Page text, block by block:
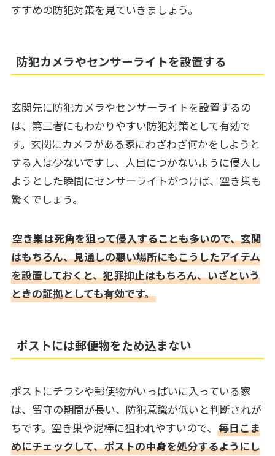
すすめの防犯対策を見ていきましょう。
防犯カメラやセンサーライトを設置する
玄関先に防犯カメラやセンサーライトを設置するの
は、第三者にもわかりやすい防犯対策として有効で
す。玄関にカメラがある家にわざわざ何かをしようと
する人は少ないですし、人目につかないように侵入し
ようとした瞬間にセンサーライトがつけば、空き巣も
驚くでしょう。
空き巣は死角を狙って侵入することも多いので、玄関
はもちろん、見通しの悪い場所にもこうしたアイテム
を設置しておくと、犯罪抑止はもちろん、いざという
ときの証拠としても有効です。
ポストには郵便物をため込まない
ポストにチラシや郵便物がいっぱいに入っている家
は、留守の期間が長い、防犯意識が低いと判断されが
ちです。空き巣や泥棒に狙われやすいので、 毎日こま
めにチェックして、ポストの中身を処分するようにし